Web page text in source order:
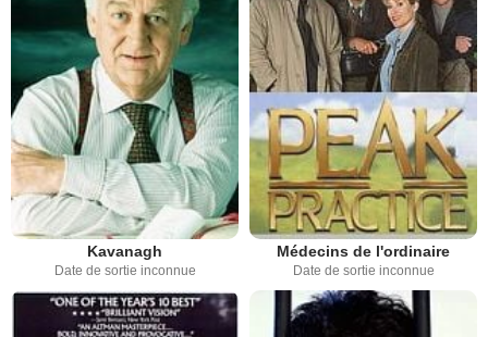
Kavanagh
Date de sortie inconnue
Médecins de l'ordinaire
Date de sortie inconnue